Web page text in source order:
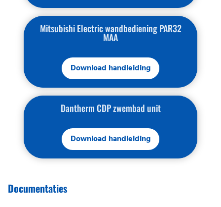
Mitsubishi Electric wandbediening PAR32
MAA
Download handleiding
Dantherm CDP zwembad unit
Download handleiding
Documentaties